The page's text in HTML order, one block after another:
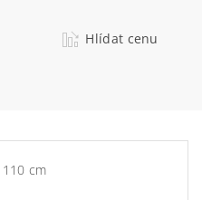
Hlídat cenu
cm